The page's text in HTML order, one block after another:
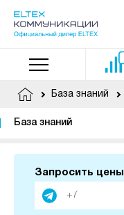
База знаний
База знаний
Запросить цены